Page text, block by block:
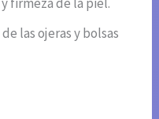
las ojeras y bolsas